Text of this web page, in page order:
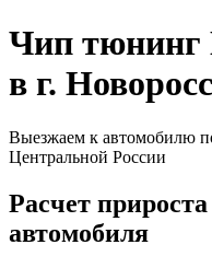
Чип тюнинг
в г.
Выезжаем к
Центральной России
Расчет
автомобиля